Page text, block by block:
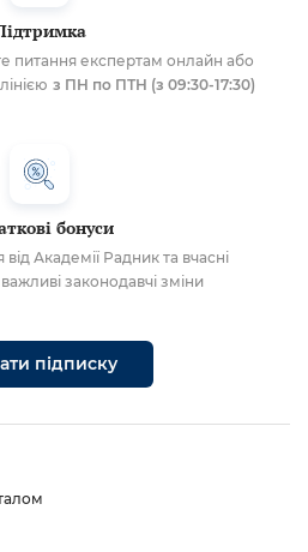
питання експертам онлайн або
з ПН по ПТН (з 09:30-17:30)
бонуси
Академії Радник та вчасні
законодавчі зміни
підписку